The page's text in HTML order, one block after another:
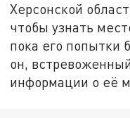
Херсонской
чтобы узнать
пока его попытки
он,
информации о её